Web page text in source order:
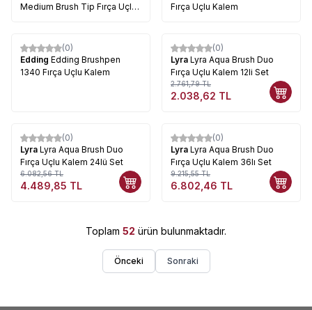
Medium Brush Tip Fırça Uçlu
Fırça Uçlu Kalem
(0)
Edding Edding Brushpen
1340 Fırça Uçlu Kalem
%26
(0)
Lyra Lyra Aqua Brush Duo
Fırça Uçlu Kalem 12li Set
2.761,79TL
2.038,62 TL
%26
(0)
Lyra Lyra Aqua Brush Duo
Fırça Uçlu Kalem 24lü Set
6.082,56TL
4.489,85 TL
%26
(0)
Lyra Lyra Aqua Brush Duo
Fırça Uçlu Kalem 36lı Set
9.215,55TL
6.802,46 TL
Toplam 52 ürün bulunmaktadır.
Önceki Sonraki